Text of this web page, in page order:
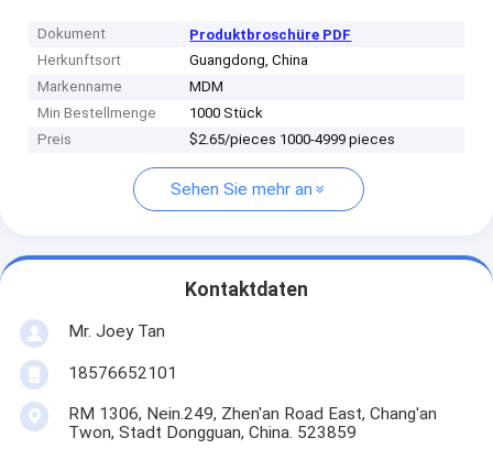
Dokument
Produktbroschüre PDF
Herkunftsort
Guangdong, China
Markenname
MDM
Min Bestellmenge
1000 Stück
Preis
$2.65/pieces 1000-4999 pieces
Sehen Sie mehr an
Kontaktdaten
Mr. Joey Tan
18576652101
RM 1306, Nein.249, Zhen'an Road East, Chang'an
Twon, Stadt Dongguan, China. 523859